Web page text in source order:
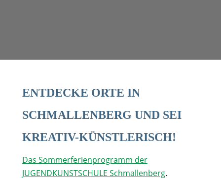
ENTDECKE ORTE IN
SCHMALLENBERG UND SEI
KREATIV-KÜNSTLERISCH!
Das Sommerferienprogramm der
JUGENDKUNSTSCHULE Schmallenberg.